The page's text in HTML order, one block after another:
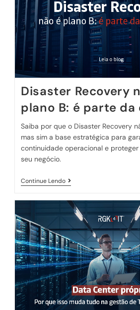
Disaster Recovery
plano B: é parte
Saiba por que o Disaster Recovery
mas sim a base estratégica para
continuidade operacional e
seu negócio.
Continue Lendo